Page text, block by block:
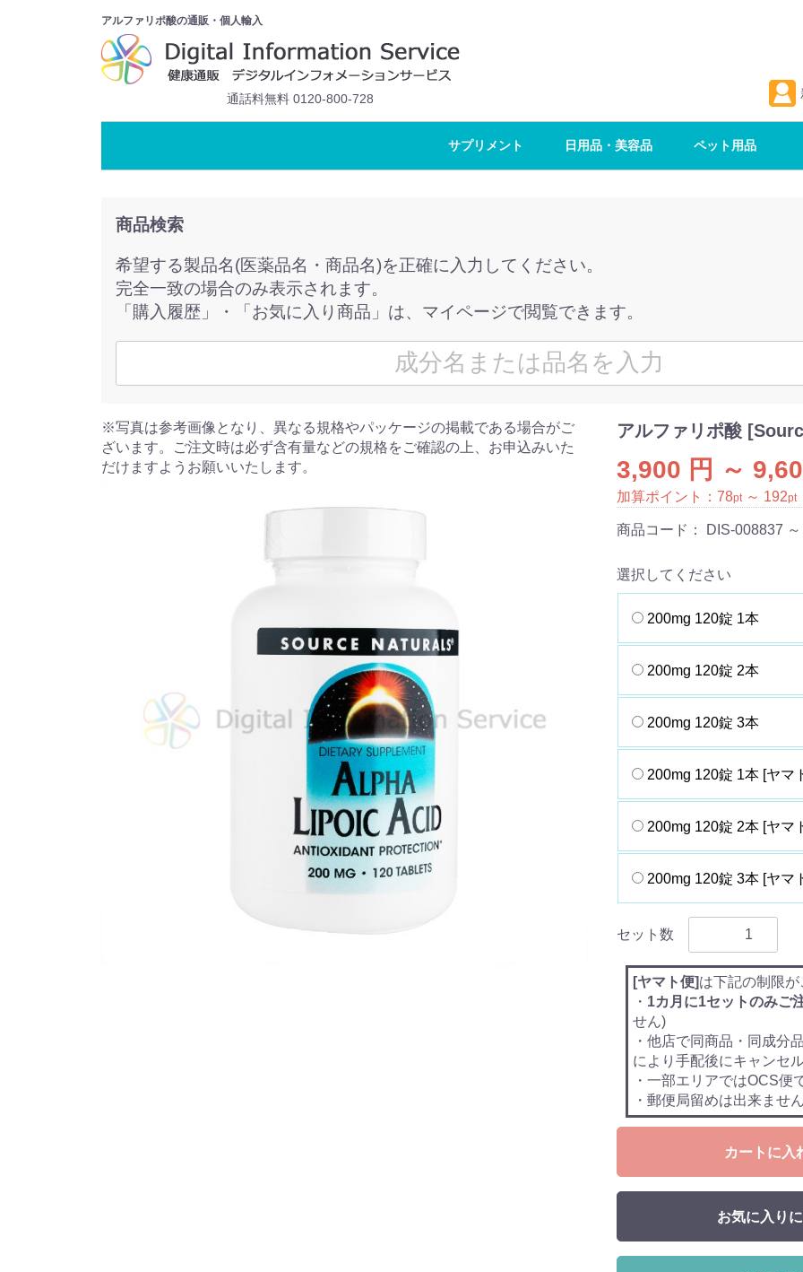
アルファリポ酸の通販・個人輸入
通話料無料 0120-800-728
サプリメント 日用品・美容品 ペット用品
商品検索
希望する製品名(医薬品名・商品名)を正確に入力してください。
完全一致の場合のみ表示されます。
「購入履歴」・「お気に入り商品」は、マイページで閲覧できます。
※写真は参考画像となり、異なる規格やパッケージの掲載である場合がご
ざいます。ご注文時は必ず含有量などの規格をご確認の上、お申込みいた
だけますようお願いいたします。
アルファリポ酸
3,900 円 ～
加算ポイント： 78pt ～ 192pt
商品コード： DIS-008837
選択してください
200mg 120錠 1本
200mg 120錠 2本
200mg 120錠 3本
200mg 120錠 1本 [ヤマ
200mg 120錠 2本 [ヤマ
200mg 120錠 3本 [ヤマ
セット数
[ヤマト便]は下記の制限
・ 1カ月に1セットのみご
せん)
・他店で同商品・同成分
により手配後にキャンセ
・一部エリアではOCS便
・郵便局留めは出来ません
カートに入
お気に入り